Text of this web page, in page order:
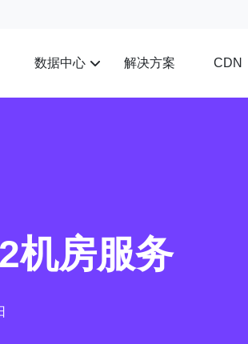
数据中心 解决方案 CDN
机房服务